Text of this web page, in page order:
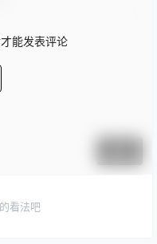
能发表评论
看法吧